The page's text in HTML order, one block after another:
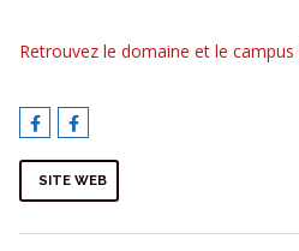
Retrouvez le domaine et le campus
SITE WEB